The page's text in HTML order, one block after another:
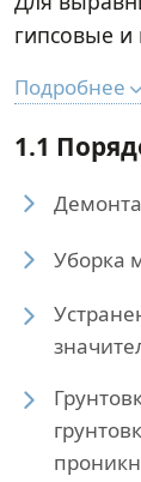
гипсовые
Подробнее
1.1
Уборка